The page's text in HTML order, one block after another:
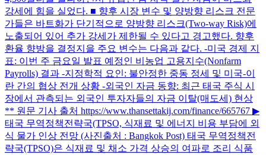
강세에 힘을 실었다. ■ 향후 시장 변수 및 양방향 리스크 전문
가들은 바트화가 단기적으로 양방향 리스크(Two-way Risk)에
노출되어 있어 추가 강세가 제한될 수 있다고 경고했다. 향후
환율 향방을 결정지을 주요 변수는 다음과 같다. -미국 경제 지
표: 이번 주 금요일 발표 예정인 비농업 고용지수(Nonfarm
Payrolls) 결과 -지정학적 요인: 불안정한 중동 정세 및 미국-이
란 간의 협상 전개 상황 -외국인 자금 동향: 최근 태국 주식 시
장에서 관측되는 외국인 투자자들의 자금 이탈(매도세) 현상
** 원문 기사 출처 https://www.thansettakij.com/finance/665767 ▶
태국 무역정책전략국(TPSO, 식재료 및 에너지 비용 부담에 외
식 물가 인상 전망 (사진출처 : Bangkok Post) 태국 무역정책전
략국(TPSO)은 식재료 및 채소 가격 상승의 여파로 조리 식품